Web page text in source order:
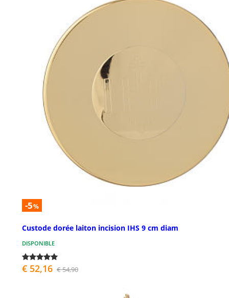
-5%
Custode dorée laiton incision IHS 9 cm diam
DISPONIBLE
€ 52,16 € 54,90